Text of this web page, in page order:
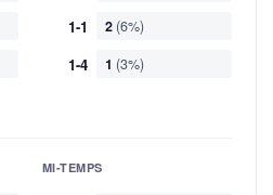
1-1 2 (6%)
1-4 1 (3%)
MI-TEMPS